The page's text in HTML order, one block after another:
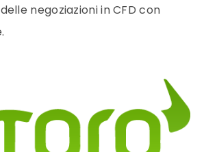
negoziazioni in CFD con